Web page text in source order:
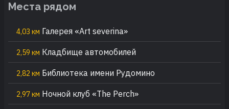
Места рядом
4,03 км Галерея «Art severina»
2,59 км Кладбище автомобилей
2,82 км Библиотека имени Рудомино
2,97 км Ночной клуб «The Perch»